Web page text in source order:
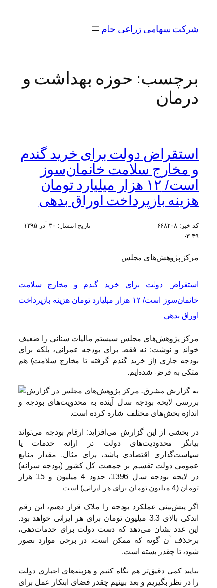
محتواشرکت سهامی زراعی جام
برچسب: حوزه بهداشت و
درمان
استقراض دولت برای خرید گندم
و مخارج سلامت خانمان‌سوز
است/ ۱۲ هزار میلیارد تومان
هزینه بازپرداخت اوراق بدهی
کد خبر:۶۶۸۲۰۸ تاریخ انتشار:
۳۰ آذر ۱۳۹۵ –
۰۳:۴۹
مرکز پژوهش‌های مجلس
استقراض دولت برای خرید گندم و مخارج سلامت
خانمان‌سوز است/ ۱۲ هزار میلیارد تومان هزینه بازپرداخت
اوراق بدهی
مرکز پژوهش‌های مجلس سیستم مالیات ستانی را ضعیف
خواند و نوشت: نه فقط برای بودجه عمرانی، بلکه برای
بودجه جاری (از خرید گندم گرفته تا مخارج سلامت) هم
متکی به قرض شده‌ایم.
به گزارش مشرق، مرکز پژوهش‌های مجلس در گزارش
بررسی لایحه بودجه سال آینده به محدویت‌های بودجه‌ و
اندازه بخش‌های مختلف اشاره کرده است.
در بخشی از این گزارش می‌افزاید: ارقام بودجه می‌تواند
بیانگر محدودیت‌های دولت در ارائه خدمات یا
سیاست‌گذاری اقتصادی باشد، برای مثال، مقدار منابع
عمومی دولت تقسیم بر جمعیت کل کشور (بودجه سرانه)
در لایحه بودجه سال 1396، حدود 4 میلیون و 15 هزار
تومان (4 میلیون تومان برای هر ایرانی) است.
اگر پیش‌بینی عملکرد بودجه را ملاک قرار دهیم، این رقم
اندکی بالای 3.3 میلیون تومان برای هر ایرانی خواهد بود.
این عدد نشان می‌دهد که دست دولت برای خدمات‌دهی،
برخلاف آن گونه که ممکن است، در برخی موارد تصور
شود، تا چقدر بسته است.
بیایید کمی دقیق‌تر هم نگاه کنیم و هزینه‌های اجباری دولت
را در نظر بگیریم و بعد ببینیم چقدر فضای ابتکار عمل برای